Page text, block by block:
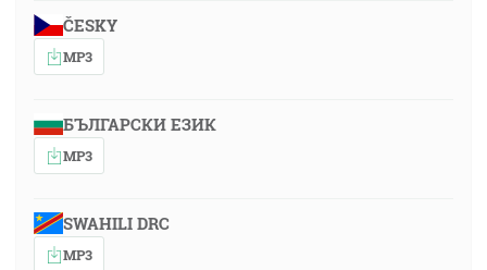
ČESKY
MP3
БЪЛГАРСКИ ЕЗИК
MP3
SWAHILI DRC
MP3